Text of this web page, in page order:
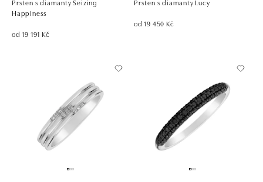
Happiness
od 19 191 Kč
od 19 450 Kč